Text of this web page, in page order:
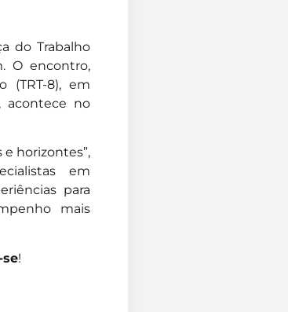
do Trabalho
O encontro,
(TRT-8), em
acontece no
horizontes”,
em
para
mais
se!